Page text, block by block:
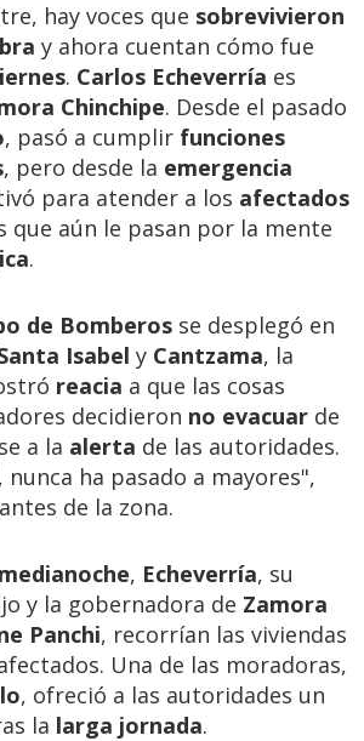
hay voces que sobrevivieron
y ahora cuentan cómo fue
. Carlos Echeverría es
Chinchipe. Desde el pasado
, pasó a cumplir funciones
, pero desde la emergencia
para atender a los afectados
que aún le pasan por la mente
.
de Bomberos se desplegó en
Isabel y Cantzama, la
reacia a que las cosas
decidieron no evacuar de
a la alerta de las autoridades.
ha pasado a mayores",
de la zona.
medianoche, Echeverría, su
y la gobernadora de Zamora
Panchi, recorrían las viviendas
Una de las moradoras,
, ofreció a las autoridades un
la larga jornada.